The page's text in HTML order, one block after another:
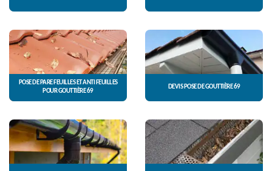
POSE DE PARE FEUILLES ET ANTI FEUILLES
POUR GOUTTIÈRE 69
DEVIS POSE DE GOUTTIÈRE 69